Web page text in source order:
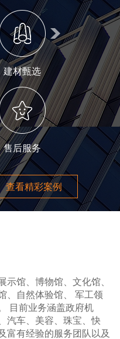
建材甄选
售后服务
查看精彩案例
示馆、博物馆、文化馆、
、自然体验馆、 军工领
目前业务涵盖政府机
汽车、美容、珠宝、快
富有经验的服务团队以及